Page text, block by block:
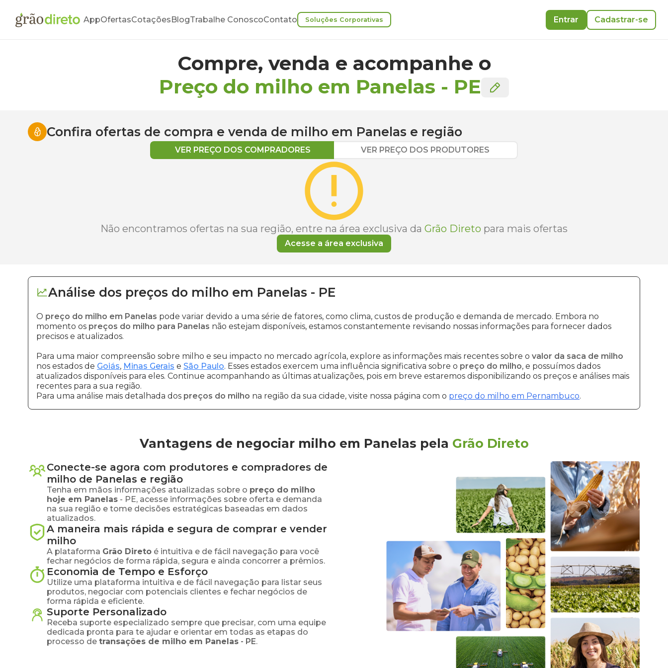
AppOfertasCotaçõesBlogTrabalhe ConoscoContato Soluções Corporativas Entrar Cadastrar-se
Compre, venda e acompanhe o
Preço do milho em Panelas - PE
Confira ofertas de compra e venda de milho em Panelas e região
VER PREÇO DOS COMPRADORES VER PREÇO DOS PRODUTORES
Não encontramos ofertas na sua região, entre na área exclusiva da Grão Direto para mais ofertas
Acesse a área exclusiva
Análise dos preços do milho em Panelas - PE
O preço do milho em Panelas pode variar devido a uma série de fatores, como clima, custos de produção e demanda de mercado. Embora no
momento os preços do milho para Panelas não estejam disponíveis, estamos constantemente revisando nossas informações para fornecer dados
precisos e atualizados.
Para uma maior compreensão sobre milho e seu impacto no mercado agrícola, explore as informações mais recentes sobre o valor da saca de milho
nos estados de Goiás, Minas Gerais e São Paulo. Esses estados exercem uma influência significativa sobre o preço do milho, e possuímos dados
atualizados disponíveis para eles. Continue acompanhando as últimas atualizações, pois em breve estaremos disponibilizando os preços e análises mais
recentes para a sua região.
Para uma análise mais detalhada dos preços do milho na região da sua cidade, visite nossa página com o preço do milho em Pernambuco.
Vantagens de negociar milho em Panelas pela Grão Direto
Conecte-se agora com produtores e compradores de
milho de Panelas e região
Tenha em mãos informações atualizadas sobre o preço do milho
hoje em Panelas - PE, acesse informações sobre oferta e demanda
na sua região e tome decisões estratégicas baseadas em dados
atualizados.
A maneira mais rápida e segura de comprar e vender
milho
A plataforma Grão Direto é intuitiva e de fácil navegação para você
fechar negócios de forma rápida, segura e ainda concorrer a prêmios.
Economia de Tempo e Esforço
Utilize uma plataforma intuitiva e de fácil navegação para listar seus
produtos, negociar com potenciais clientes e fechar negócios de
forma rápida e eficiente.
Suporte Personalizado
Receba suporte especializado sempre que precisar, com uma equipe
dedicada pronta para te ajudar e orientar em todas as etapas do
processo de transações de milho em Panelas - PE.